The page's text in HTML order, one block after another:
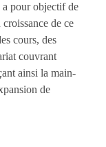
a pour objectif de
de ce
cours, des
couvrant
ainsi la main-
de